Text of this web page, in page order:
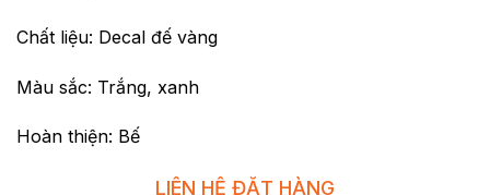
Chất liệu: Decal đế vàng
Màu sắc: Trắng, xanh
Hoàn thiện: Bế
LIÊN HỆ ĐẶT HÀNG